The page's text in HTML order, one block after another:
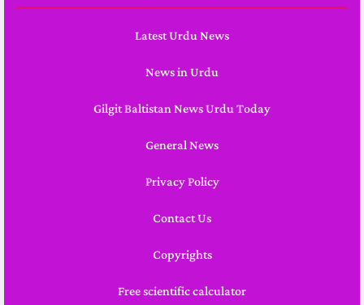
Latest Urdu News
News in Urdu
Gilgit Baltistan News Urdu Today
General News
Privacy Policy
Contact Us
Copyrights
Free scientific calculator